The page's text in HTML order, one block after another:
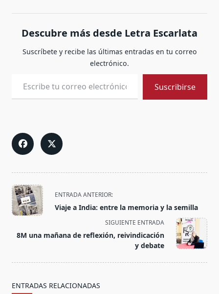
Descubre más desde Letra Escarlata
Suscríbete y recibe las últimas entradas en tu correo
electrónico.
Suscribirse
<span
class="nav-
subtitle
reader-
ENTRADA ANTERIOR:
Viaje a India: entre la memoria y la semilla
SIGUIENTE ENTRADA
8M una mañana de reflexión, reivindicación
y debate
ENTRADAS RELACIONADAS